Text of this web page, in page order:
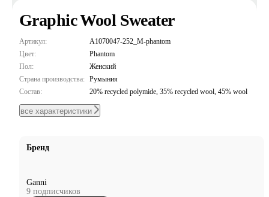
Graphic Wool Sweater
Артикул:
A1070047-252_M-phantom
Цвет:
Phantom
Пол:
Женский
Страна производства: Румыния
Состав:
20% recycled polymide, 35% recycled wool, 45% wool
все характеристики
Бренд
Ganni
9 подписчиков